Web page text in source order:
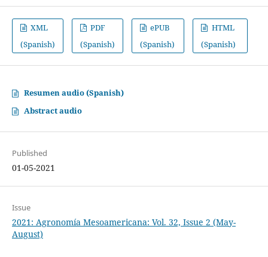
XML
(Spanish)
PDF
(Spanish)
ePUB
(Spanish)
HTML
(Spanish)
Resumen audio (Spanish)
Abstract audio
Published
01-05-2021
Issue
2021: Agronomía Mesoamericana: Vol. 32, Issue 2 (May-
August)